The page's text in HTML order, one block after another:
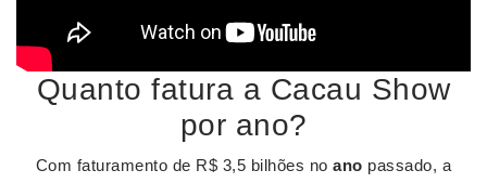
Quanto fatura a Cacau Show
por ano?
Com faturamento de R$ 3,5 bilhões noano passado, a